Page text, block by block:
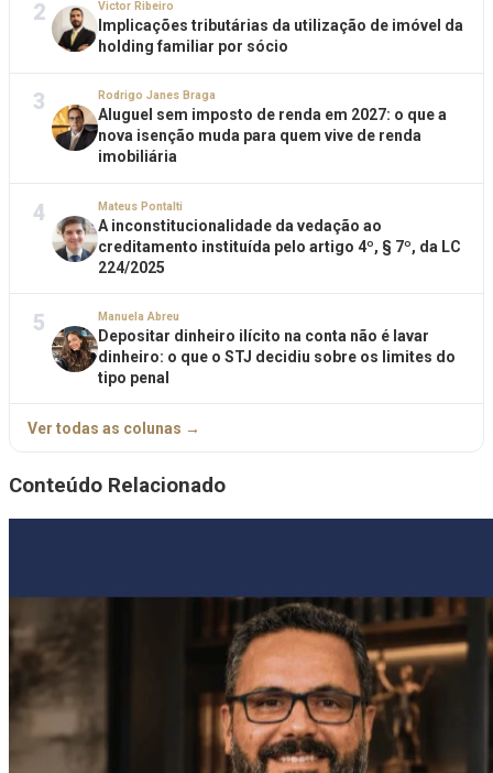
2 Victor Ribeiro
Implicações tributárias da utilização de imóvel da
holding familiar por sócio
3 Rodrigo Janes Braga
Aluguel sem imposto de renda em 2027: o que a
nova isenção muda para quem vive de renda
imobiliária
4 Mateus Pontalti
A inconstitucionalidade da vedação ao
creditamento instituída pelo artigo 4º, § 7º, da LC
224/2025
5 Manuela Abreu
Depositar dinheiro ilícito na conta não é lavar
dinheiro: o que o STJ decidiu sobre os limites do
tipo penal
Ver todas as colunas →
Conteúdo Relacionado